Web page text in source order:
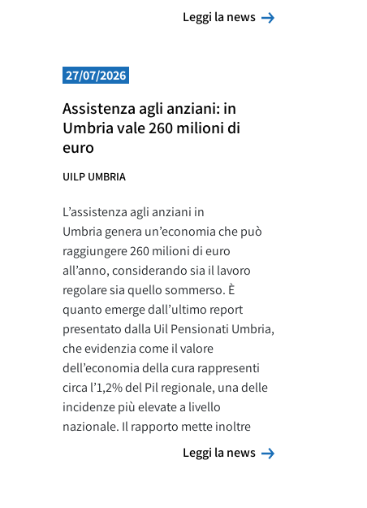
Leggi la news
Leggi la news
27/07/2026
Assistenza agli anziani: in
Umbria vale 260 milioni di
euro
UILP UMBRIA
L’assistenza agli anziani in
Umbria genera un’economia che può
raggiungere 260 milioni di euro
all’anno, considerando sia il lavoro
regolare sia quello sommerso. È
quanto emerge dall’ultimo report
presentato dalla Uil Pensionati Umbria,
che evidenzia come il valore
dell’economia della cura rappresenti
circa l’1,2% del Pil regionale, una delle
incidenze più elevate a livello
nazionale. Il rapporto mette inoltre
Leggi la news
Leggi la news